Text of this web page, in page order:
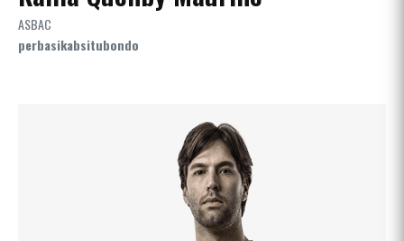
ASBAC
perbasikabsitubondo